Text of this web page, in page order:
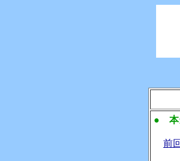
● 本
前回